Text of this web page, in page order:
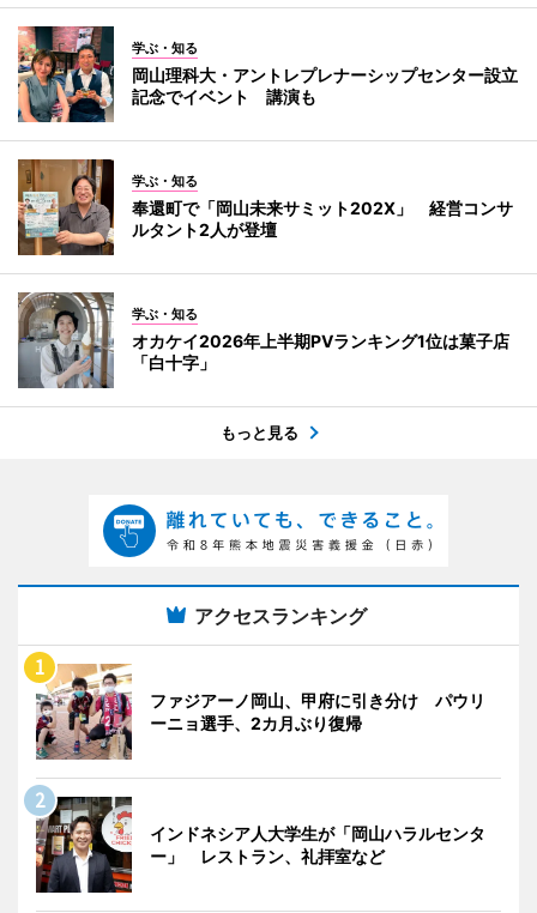
学ぶ・知る
岡山理科大・アントレプレナーシップセンター設立
記念でイベント 講演も
学ぶ・知る
奉還町で「岡山未来サミット202X」 経営コンサ
ルタント2人が登壇
学ぶ・知る
オカケイ2026年上半期PVランキング1位は菓子店
「白十字」
もっと見る
アクセスランキング
ファジアーノ岡山、甲府に引き分け パウリ
ーニョ選手、2カ月ぶり復帰
インドネシア人大学生が「岡山ハラルセンタ
ー」 レストラン、礼拝室など